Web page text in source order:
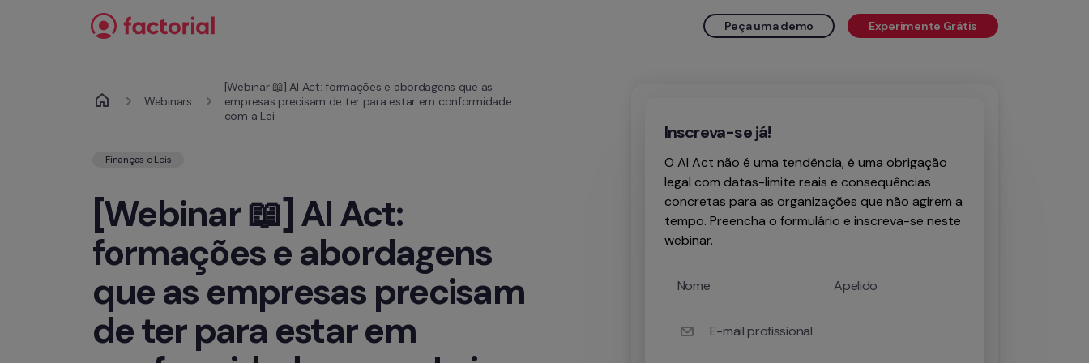
Peça uma demo Experimente Grátis
Webinars
[Webinar 📖] AI Act: formações e abordagens que as
empresas precisam de ter para estar em conformidade
com a Lei
Finanças e Leis
formações e abordagens
que as empresas precisam
de ter para estar em
Inscreva-se já!
O AI Act não é uma tendência, é uma obrigação
legal com datas-limite reais e consequências
concretas para as organizações que não agirem a
tempo. Preencha o formulário e inscreva-se neste
webinar.
Nome Apelido
E-mail profissional